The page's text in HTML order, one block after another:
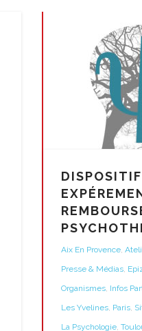
DISPOSITIF
Aix En Provence,
Presse & Médias,
Organismes, Infos
Les Yvelines, Paris,
La Psychologie,